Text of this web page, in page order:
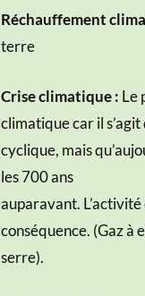
Réchauffement
terre
Crise climatique : Le
climatique car il s’agit
cyclique, mais
les 700 ans
auparavant.
conséquence. (Gaz à
serre).